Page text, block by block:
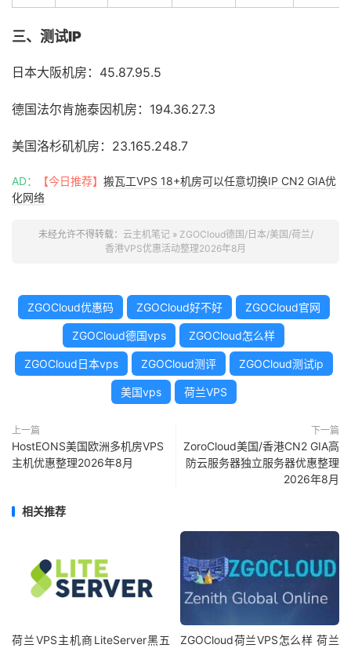
三、测试IP
日本大阪机房：45.87.95.5
德国法尔肯施泰因机房：194.36.27.3
美国洛杉矶机房：23.165.248.7
AD： 【今日推荐】 搬瓦工VPS 18+机房可以任意切换IP CN2 GIA优
化网络
未经允许不得转载： 云主机笔记» ZGOCloud德国/日本/美国/荷兰/
香港VPS优惠活动整理2026年8月
ZGOCloud优惠码 ZGOCloud好不好 ZGOCloud官网
ZGOCloud德国vps ZGOCloud怎么样
ZGOCloud日本vps ZGOCloud测评 ZGOCloud测试ip
美国vps 荷兰VPS
上一篇
HostEONS美国欧洲多机房VPS
主机优惠整理2026年8月
下一篇
ZoroCloud美国/香港CN2 GIA高
防云服务器独立服务器优惠整理
2026年8月
相关推荐
荷兰VPS主机商LiteServer黑五
ZGOCloud荷兰VPS怎么样 荷兰